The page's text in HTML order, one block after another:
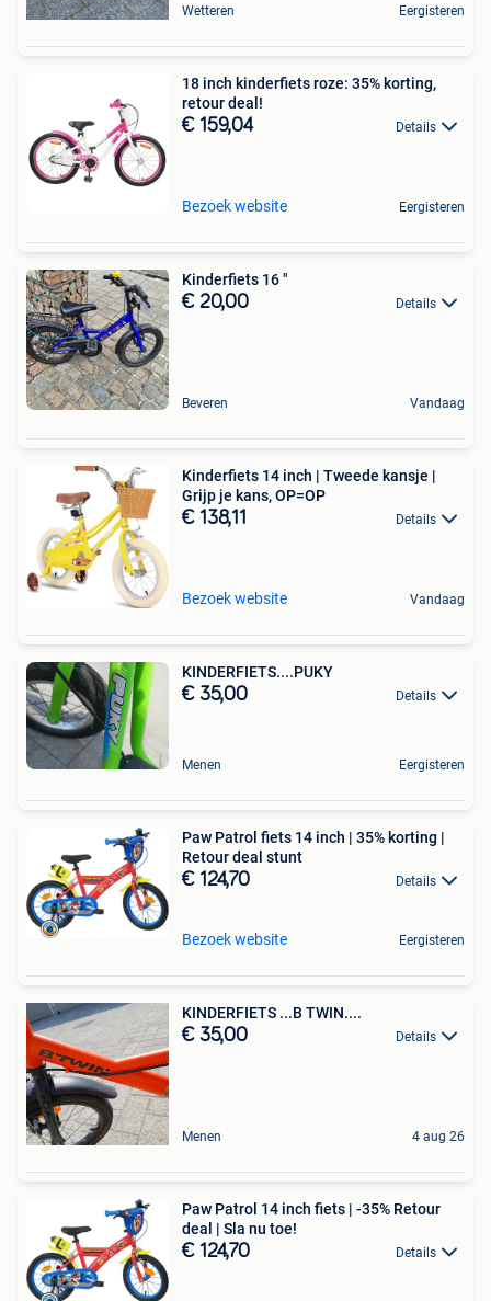
Wetteren Eergisteren
18 inch kinderfiets roze: 35% korting,
retour deal!
€ 159,04 Details
Bezoek website Eergisteren
Kinderfiets 16 "
€ 20,00 Details
Beveren Vandaag
Kinderfiets 14 inch | Tweede kansje |
Grijp je kans, OP=OP
€ 138,11 Details
Bezoek website Vandaag
KINDERFIETS....PUKY
€ 35,00 Details
Menen Eergisteren
Paw Patrol fiets 14 inch | 35% korting |
Retour deal stunt
€ 124,70 Details
Bezoek website Eergisteren
KINDERFIETS ...B TWIN....
€ 35,00 Details
Menen 4 aug 26
Paw Patrol 14 inch fiets | -35% Retour
deal | Sla nu toe!
€ 124,70 Details